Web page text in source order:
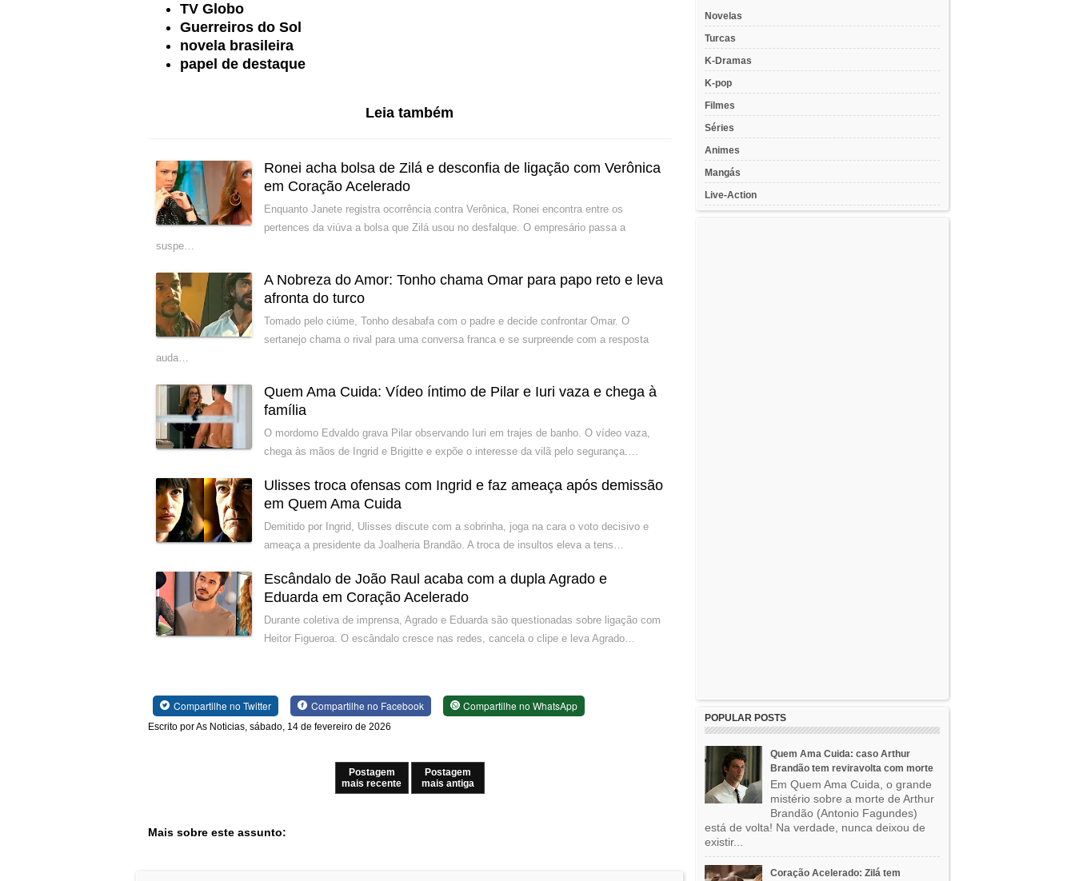
TV Globo
Guerreiros do Sol
novela brasileira
papel de destaque
Leia também
Ronei acha bolsa de Zilá e desconfia de ligação com Verônica
em Coração Acelerado
Enquanto Janete registra ocorrência contra Verônica, Ronei encontra entre os
pertences da viúva a bolsa que Zilá usou no desfalque. O empresário passa a
suspe…
A Nobreza do Amor: Tonho chama Omar para papo reto e leva
afronta do turco
Tomado pelo ciúme, Tonho desabafa com o padre e decide confrontar Omar. O
sertanejo chama o rival para uma conversa franca e se surpreende com a resposta
auda…
Quem Ama Cuida: Vídeo íntimo de Pilar e Iuri vaza e chega à
família
O mordomo Edvaldo grava Pilar observando Iuri em trajes de banho. O vídeo vaza,
chega às mãos de Ingrid e Brigitte e expõe o interesse da vilã pelo segurança.…
Ulisses troca ofensas com Ingrid e faz ameaça após demissão
em Quem Ama Cuida
Demitido por Ingrid, Ulisses discute com a sobrinha, joga na cara o voto decisivo e
ameaça a presidente da Joalheria Brandão. A troca de insultos eleva a tens…
Escândalo de João Raul acaba com a dupla Agrado e
Eduarda em Coração Acelerado
Durante coletiva de imprensa, Agrado e Eduarda são questionadas sobre ligação com
Heitor Figueroa. O escândalo cresce nas redes, cancela o clipe e leva Agrado…
Compartilhe no Twitter Compartilhe no Facebook Compartilhe no WhatsApp
Escrito por As Noticias, sábado, 14 de fevereiro de 2026
Postagem
mais recente
Postagem
mais antiga
Mais sobre este assunto:
Novelas
Turcas
K-Dramas
K-pop
Filmes
Séries
Animes
Mangás
Live-Action
POPULAR POSTS
Quem Ama Cuida: caso Arthur
Brandão tem reviravolta com morte
Em Quem Ama Cuida, o grande
mistério sobre a morte de Arthur
Brandão (Antonio Fagundes)
está de volta! Na verdade, nunca deixou de
existir...
Coração Acelerado: Zilá tem